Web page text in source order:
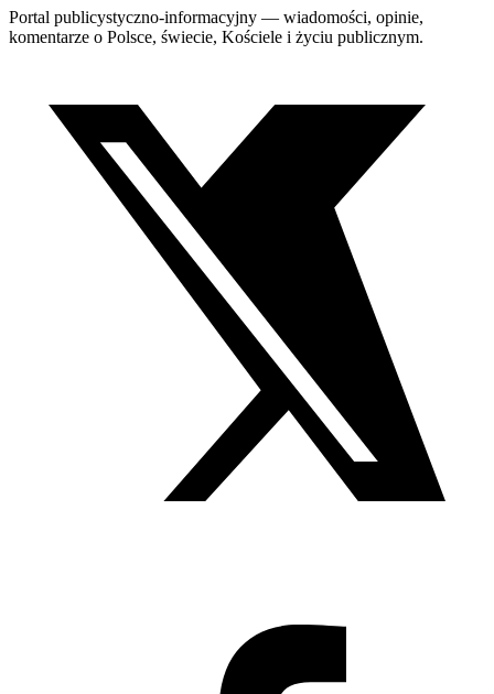
Portal publicystyczno-informacyjny — wiadomości, opinie,
komentarze o Polsce, świecie, Kościele i życiu publicznym.